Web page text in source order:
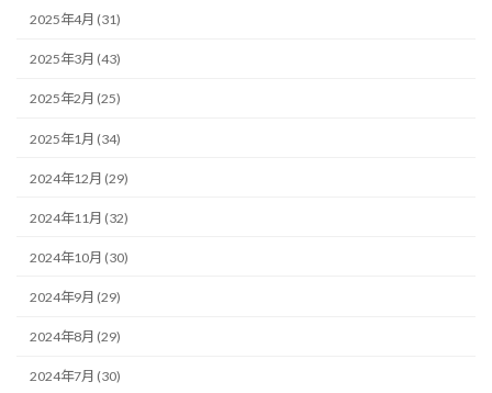
2025年4月 (31)
2025年3月 (43)
2025年2月 (25)
2025年1月 (34)
2024年12月 (29)
2024年11月 (32)
2024年10月 (30)
2024年9月 (29)
2024年8月 (29)
2024年7月 (30)